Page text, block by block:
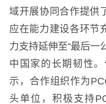
域开展协同合作提供
应在能力建设各环节
力支持延伸至“最后一
中国家的长期韧性。
示，合作组织作为
头单位，积极支持